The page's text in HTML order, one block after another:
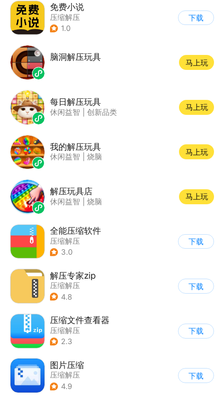
免费小说
压缩解压
1.0
下载
脑洞解压玩具
马上玩
每日解压玩具
休闲益智 创新品类
马上玩
我的解压玩具
休闲益智 烧脑
马上玩
解压玩具店
休闲益智 烧脑
马上玩
全能压缩软件
压缩解压
3.0
下载
解压专家zip
压缩解压
4.8
下载
压缩文件查看器
压缩解压
2.3
下载
图片压缩
压缩解压
4.9
下载